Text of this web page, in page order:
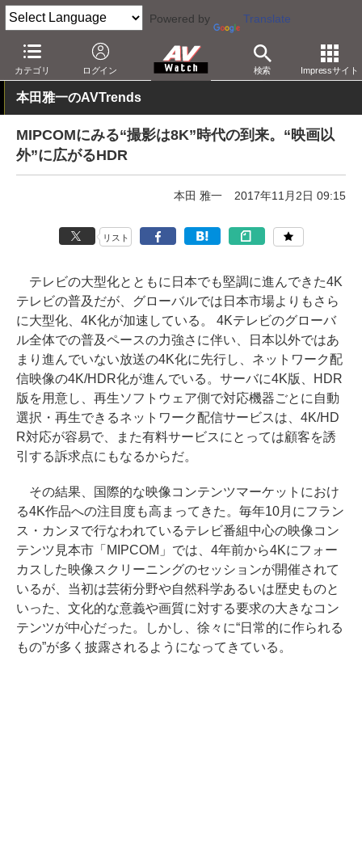
Powered by Translate
カテゴリ ログイン 検索 Impressサイト
AV Watch コンテンツ・サービス 放送
本田雅一のAVTrends
MIPCOMにみる“撮影は8K”時代の到来。“映画以
外”に広がるHDR
本田 雅一 2017年11月2日 09:15
リスト
テレビの大型化とともに日本でも堅調に進んできた4K
テレビの普及だが、グローバルでは日本市場よりもさら
に大型化、4K化が加速している。 4Kテレビのグローバ
ル全体での普及ペースの力強さに伴い、日本以外ではあ
まり進んでいない放送の4K化に先行し、ネットワーク配
信映像の4K/HDR化が進んでいる。サーバに4K版、HDR
版を用意し、再生ソフトウェア側で対応機器ごとに自動
選択・再生できるネットワーク配信サービスは、4K/HD
R対応が容易で、また有料サービスにとっては顧客を誘
引する訴求点にもなるからだ。
その結果、国際的な映像コンテンツマーケットにおけ
る4K作品への注目度も高まってきた。毎年10月にフラン
ス・カンヌで行なわれているテレビ番組中心の映像コン
テンツ見本市「MIPCOM」では、4年前から4Kにフォー
カスした映像スクリーニングのセッションが開催されて
いるが、当初は芸術分野や自然科学あるいは歴史ものと
いった、文化的な意義や画質に対する要求の大きなコン
テンツが中心だった。しかし、徐々に“日常的に作られる
もの”が多く披露されるようになってきている。